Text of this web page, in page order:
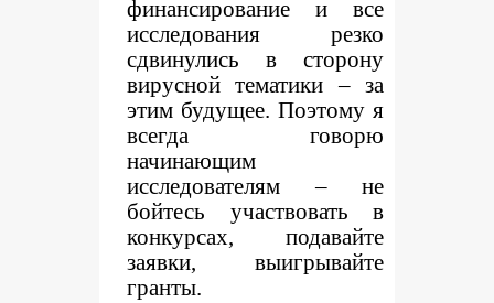
финансирование и все
исследования резко
сдвинулись в сторону
вирусной тематики – за
этим будущее. Поэтому я
всегда говорю
начинающим
исследователям – не
бойтесь участвовать в
конкурсах, подавайте
заявки, выигрывайте
гранты.